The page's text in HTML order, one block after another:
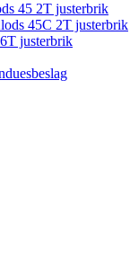
45 2T justerbrik
45C 2T justerbrik
justerbrik